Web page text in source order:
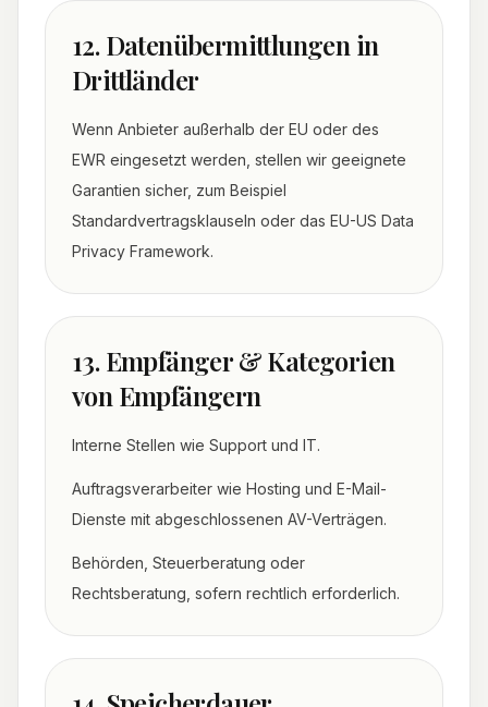
12. Datenübermittlungen in
Drittländer
Wenn Anbieter außerhalb der EU oder des
EWR eingesetzt werden, stellen wir geeignete
Garantien sicher, zum Beispiel
Standardvertragsklauseln oder das EU-US Data
Privacy Framework.
13. Empfänger & Kategorien
von Empfängern
Interne Stellen wie Support und IT.
Auftragsverarbeiter wie Hosting und E-Mail-
Dienste mit abgeschlossenen AV-Verträgen.
Behörden, Steuerberatung oder
Rechtsberatung, sofern rechtlich erforderlich.